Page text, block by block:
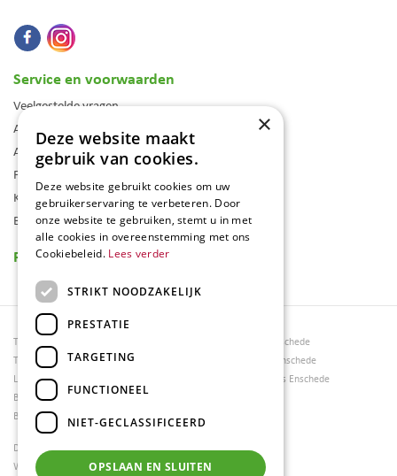
Service en voorwaarden
Veelgestelde vragen
Algemene voorwaarden
Assortiment
Folder
Klantenkaart
Blog
Reviews
Tuincentrum Borghuis
Tuinmeubels
Loungesets
Bloemen
Barbecues
Tuinmeubels Enschede
Tuinmeubelen Enschede
Woonaccessoires Enschede
Dierenwinkel Enschede
Weber bbq kopen Hengelo
×
Deze website maakt
gebruik van cookies.
Deze website gebruikt cookies om uw
gebruikerservaring te verbeteren. Door
onze website te gebruiken, stemt u in met
alle cookies in overeenstemming met ons
Cookiebeleid. Lees verder
STRIKT NOODZAKELIJK
PRESTATIE
TARGETING
FUNCTIONEEL
NIET-GECLASSIFICEERD
OPSLAAN EN SLUITEN